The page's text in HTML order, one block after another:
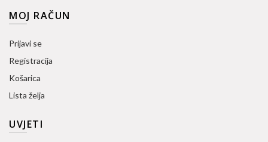
MOJ RAČUN
Prijavi se
Registracija
Košarica
Lista želja
UVJETI